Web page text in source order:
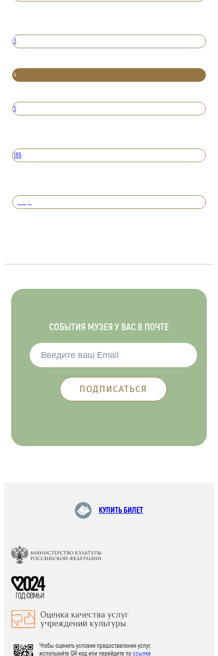
3
4
5
189
СОБЫТИЯ МУЗЕЯ У ВАС В ПОЧТЕ
КУПИТЬ БИЛЕТ
Чтобы оценить условия предоставления услуг,
используйте QR-код или перейдите поссылке